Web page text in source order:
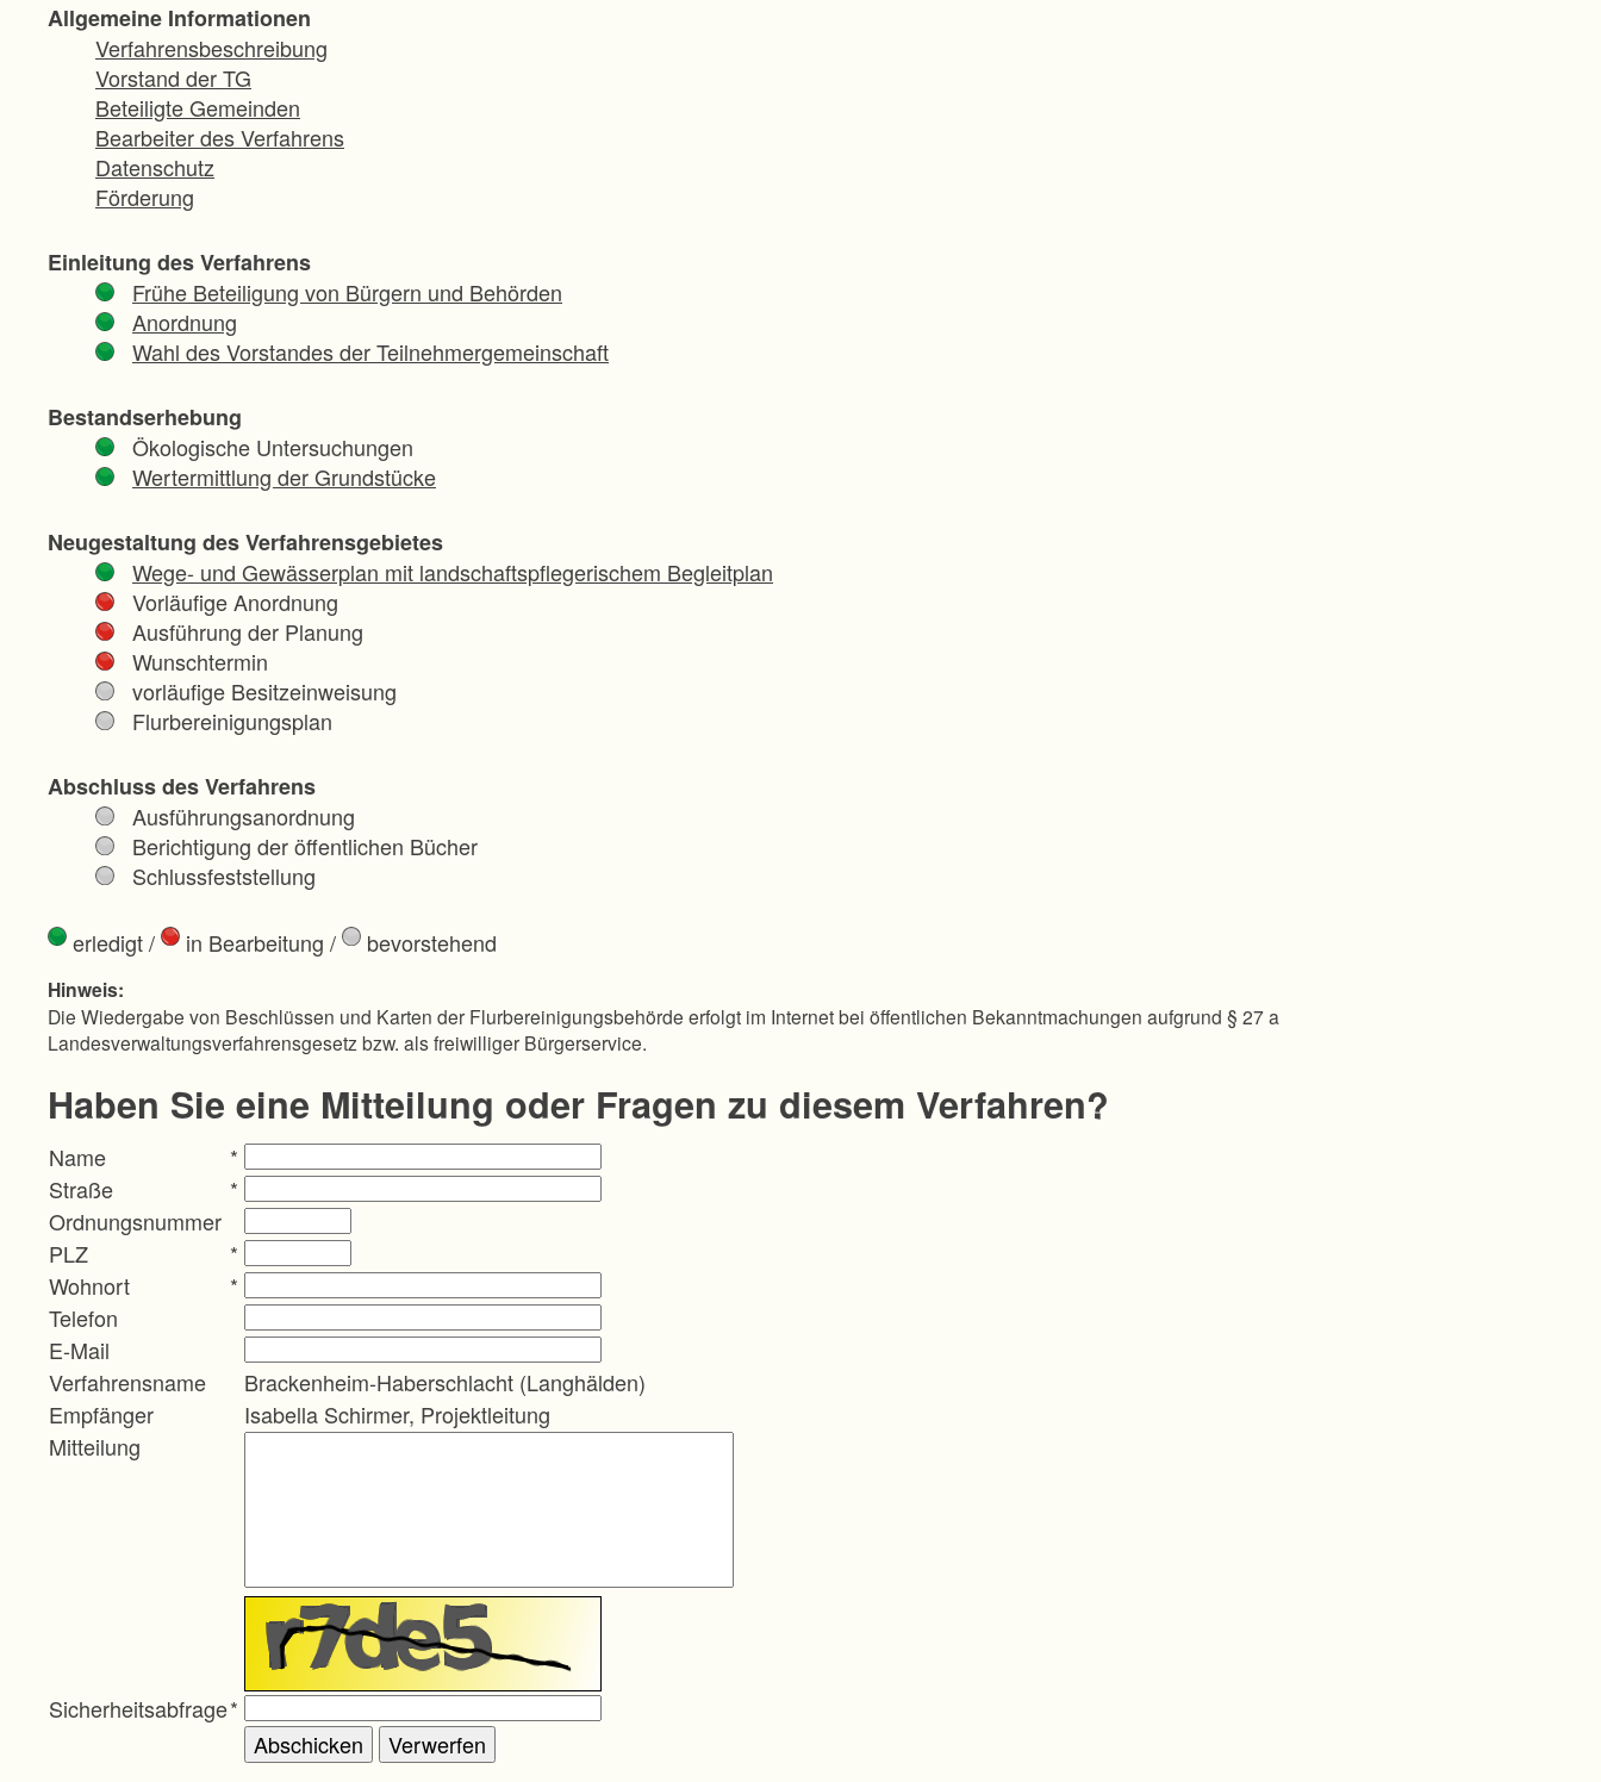
Allgemeine Informationen
Verfahrensbeschreibung
Vorstand der TG
Beteiligte Gemeinden
Bearbeiter des Verfahrens
Datenschutz
Förderung
Einleitung des Verfahrens
Frühe Beteiligung von Bürgern und Behörden
Anordnung
Wahl des Vorstandes der Teilnehmergemeinschaft
Bestandserhebung
Ökologische Untersuchungen
Wertermittlung der Grundstücke
Neugestaltung des Verfahrensgebietes
Wege- und Gewässerplan mit landschaftspflegerischem Begleitplan
Vorläufige Anordnung
Ausführung der Planung
Wunschtermin
vorläufige Besitzeinweisung
Flurbereinigungsplan
Abschluss des Verfahrens
Ausführungsanordnung
Berichtigung der öffentlichen Bücher
Schlussfeststellung
erledigt/ in Bearbeitung / bevorstehend
Hinweis:
Die Wiedergabe von Beschlüssen und Karten der Flurbereinigungsbehörde erfolgt im Internet bei öffentlichen Bekanntmachungen aufgrund § 27 a
Landesverwaltungsverfahrensgesetz bzw. als freiwilliger Bürgerservice.
Haben Sie eine Mitteilung oder Fragen zu diesem Verfahren?
Name
*
Straße
*
Ordnungsnummer
PLZ
*
Wohnort
*
Telefon
E-Mail
Verfahrensname
Brackenheim-Haberschlacht (Langhälden)
Empfänger
Isabella Schirmer, Projektleitung
Mitteilung
Sicherheitsabfrage*